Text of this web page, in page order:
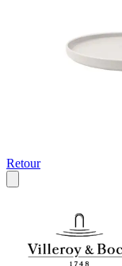
Retour